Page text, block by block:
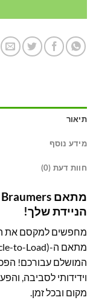
תיאור
מידע נוסף
חוות דעת (0)
הניידת שלך!
מחפשים למקסם את
המושלם עבורכם!
וידידותי לסביבה,
מקום ובכל זמן.